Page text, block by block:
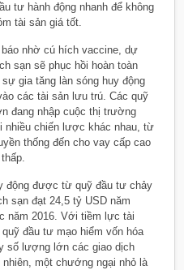
tư hành động nhanh để không
tài sản giá tốt.
nhờ cú hích vaccine, dự
sạn sẽ phục hồi hoàn toàn
sự gia tăng làn sóng huy động
các tài sản lưu trú. Các quỹ
đang nhập cuộc thị trường
nhiều chiến lược khác nhau, từ
thống đến cho vay cấp cao
động được từ quỹ đầu tư chảy
sạn đạt 24,5 tỷ USD năm
năm 2016. Với tiềm lực tài
đầu tư mạo hiểm vốn hóa
số lượng lớn các giao dịch
nhiên, một chướng ngại nhỏ là